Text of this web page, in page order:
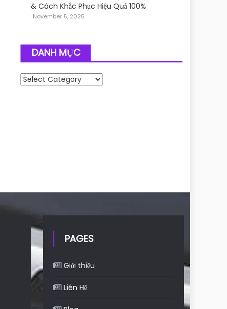
& Cách Khắc Phục Hiệu Quả 100%
November 5, 2025
DANH MỤC
Danh mục
PAGES
Giới thiệu
Liên Hệ